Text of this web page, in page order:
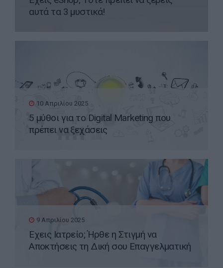
αυτά τα 3 μυστικά!
10 Απριλίου 2025
5 μύθοι για το Digital Marketing που
πρέπει να ξεχάσεις
9 Απριλίου 2025
Έχεις Ιατρείο; Ήρθε η Στιγμή να
Αποκτήσεις τη Δική σου Επαγγελματική